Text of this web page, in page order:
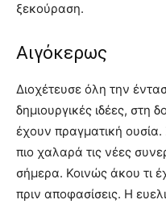
ξεκούραση.
Αιγόκερως
Διοχέτευσε όλη την
δημιουργικές ιδέες, στη
έχουν πραγματική ουσία.
πιο χαλαρά τις νέες
σήμερα. Κοινώς άκου τι
πριν αποφασίσεις. Η